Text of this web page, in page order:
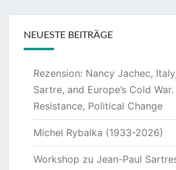
NEUESTE BEITRÄGE
Rezension: Nancy Jachec,
Sartre, and Europe’s Cold
Resistance, Political Change
Michel Rybalka (1933-2026)
Workshop zu Jean-Paul